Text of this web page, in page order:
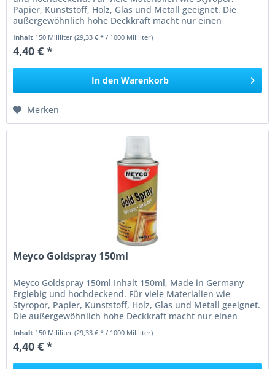
Papier, Kunststoff, Holz, Glas und Metall geeignet. Die
außergewöhnlich hohe Deckkraft macht nur einen
Arbeitsgang notwendig....
Inhalt 150 Mililiter(29,33 € * / 1000 Mililiter)
4,40 € *
In den Warenkorb
Merken
Meyco Goldspray 150ml
Meyco Goldspray 150ml Inhalt 150ml, Made in Germany
Ergiebig und hochdeckend. Für viele Materialien wie
Styropor, Papier, Kunststoff, Holz, Glas und Metall geeignet.
Die außergewöhnlich hohe Deckkraft macht nur einen
Arbeitsgang...
Inhalt 150 Mililiter(29,33 € * / 1000 Mililiter)
4,40 € *